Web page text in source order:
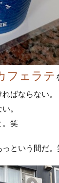
フェラテ
ばならない。
。
。笑
という間だ。